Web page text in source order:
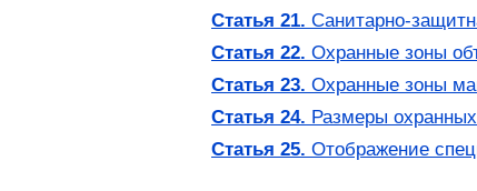
Статья 21. Санитарно-
Статья 22. Охранные зоны
Статья 23. Охранные зоны
Статья 24. Размеры
Статья 25. Отображение